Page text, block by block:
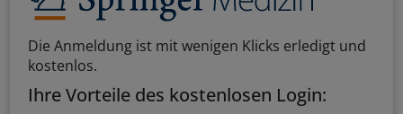
Die Anmeldung ist mit wenigen Klicks erledigt und
kostenlos.
Ihre Vorteile des kostenlosen Login: